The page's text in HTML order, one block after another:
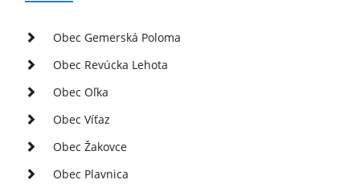
Obec Gemerská Poloma
Obec Revúcka Lehota
Obec Oľka
Obec Víťaz
Obec Žakovce
Obec Plavnica